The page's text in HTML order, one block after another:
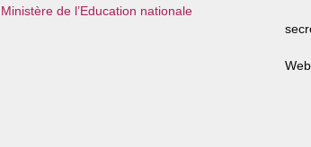
Ministère de l’Education nationale